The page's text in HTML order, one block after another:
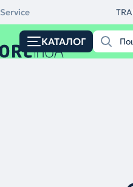
Service
КАТАЛОГ